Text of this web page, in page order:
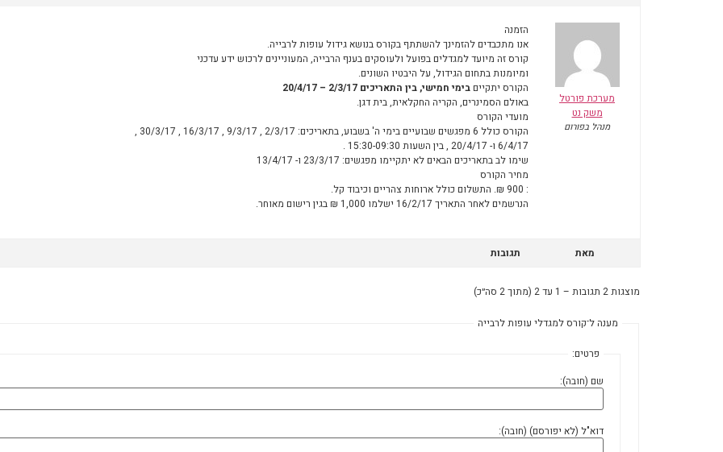
מערכת פורטל
משק נט
מנהל בפורום
הזמנה
אנו מתכבדים להזמינך להשתתף בקורס בנושא גידול עופות לרבייה.
קורס זה מיועד למגדלים בפועל ולעוסקים בענף הרבייה, המעוניינים לרכוש ידע עדכני
ומיומנות בתחום הגידול, על היבטיו השונים.
הקורס יתקייםבימי חמישי, בין התאריכים 2/3/17 – 20/4/17
באולם הסמינרים, הקריה החקלאית, בית דגן.
מועדי הקורס
הקורס כולל 6 מפגשים שבועיים בימי ה' בשבוע, בתאריכים: 2/3/17 , 9/3/17 , 16/3/17 , 30/3/17 ,
6/4/17 ו- 20/4/17 , בין השעות 15:30-09:30 .
שימו לב בתאריכים הבאים לא יתקיימו מפגשים: 23/3/17 ו- 13/4/17
מחיר הקורס
: 900 ₪. התשלום כולל ארוחות צהריים וכיבוד קל.
הנרשמים לאחר התאריך 16/2/17 ישלמו 1,000 ₪ בגין רישום מאוחר.
מאת תגובות
מוצגות 2 תגובות – 1 עד 2 (מתוך 2 סה״כ)
מענה ל־קורס למגדלי עופות לרבייה
פרטים:
שם (חובה):
דוא"ל (לא יפורסם) (חובה):